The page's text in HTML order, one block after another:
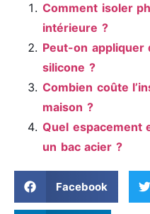
Comment isoler
intérieure ?
Peut-on appliquer
silicone ?
Combien coûte
maison ?
Quel espacement
un bac acier ?
Facebook